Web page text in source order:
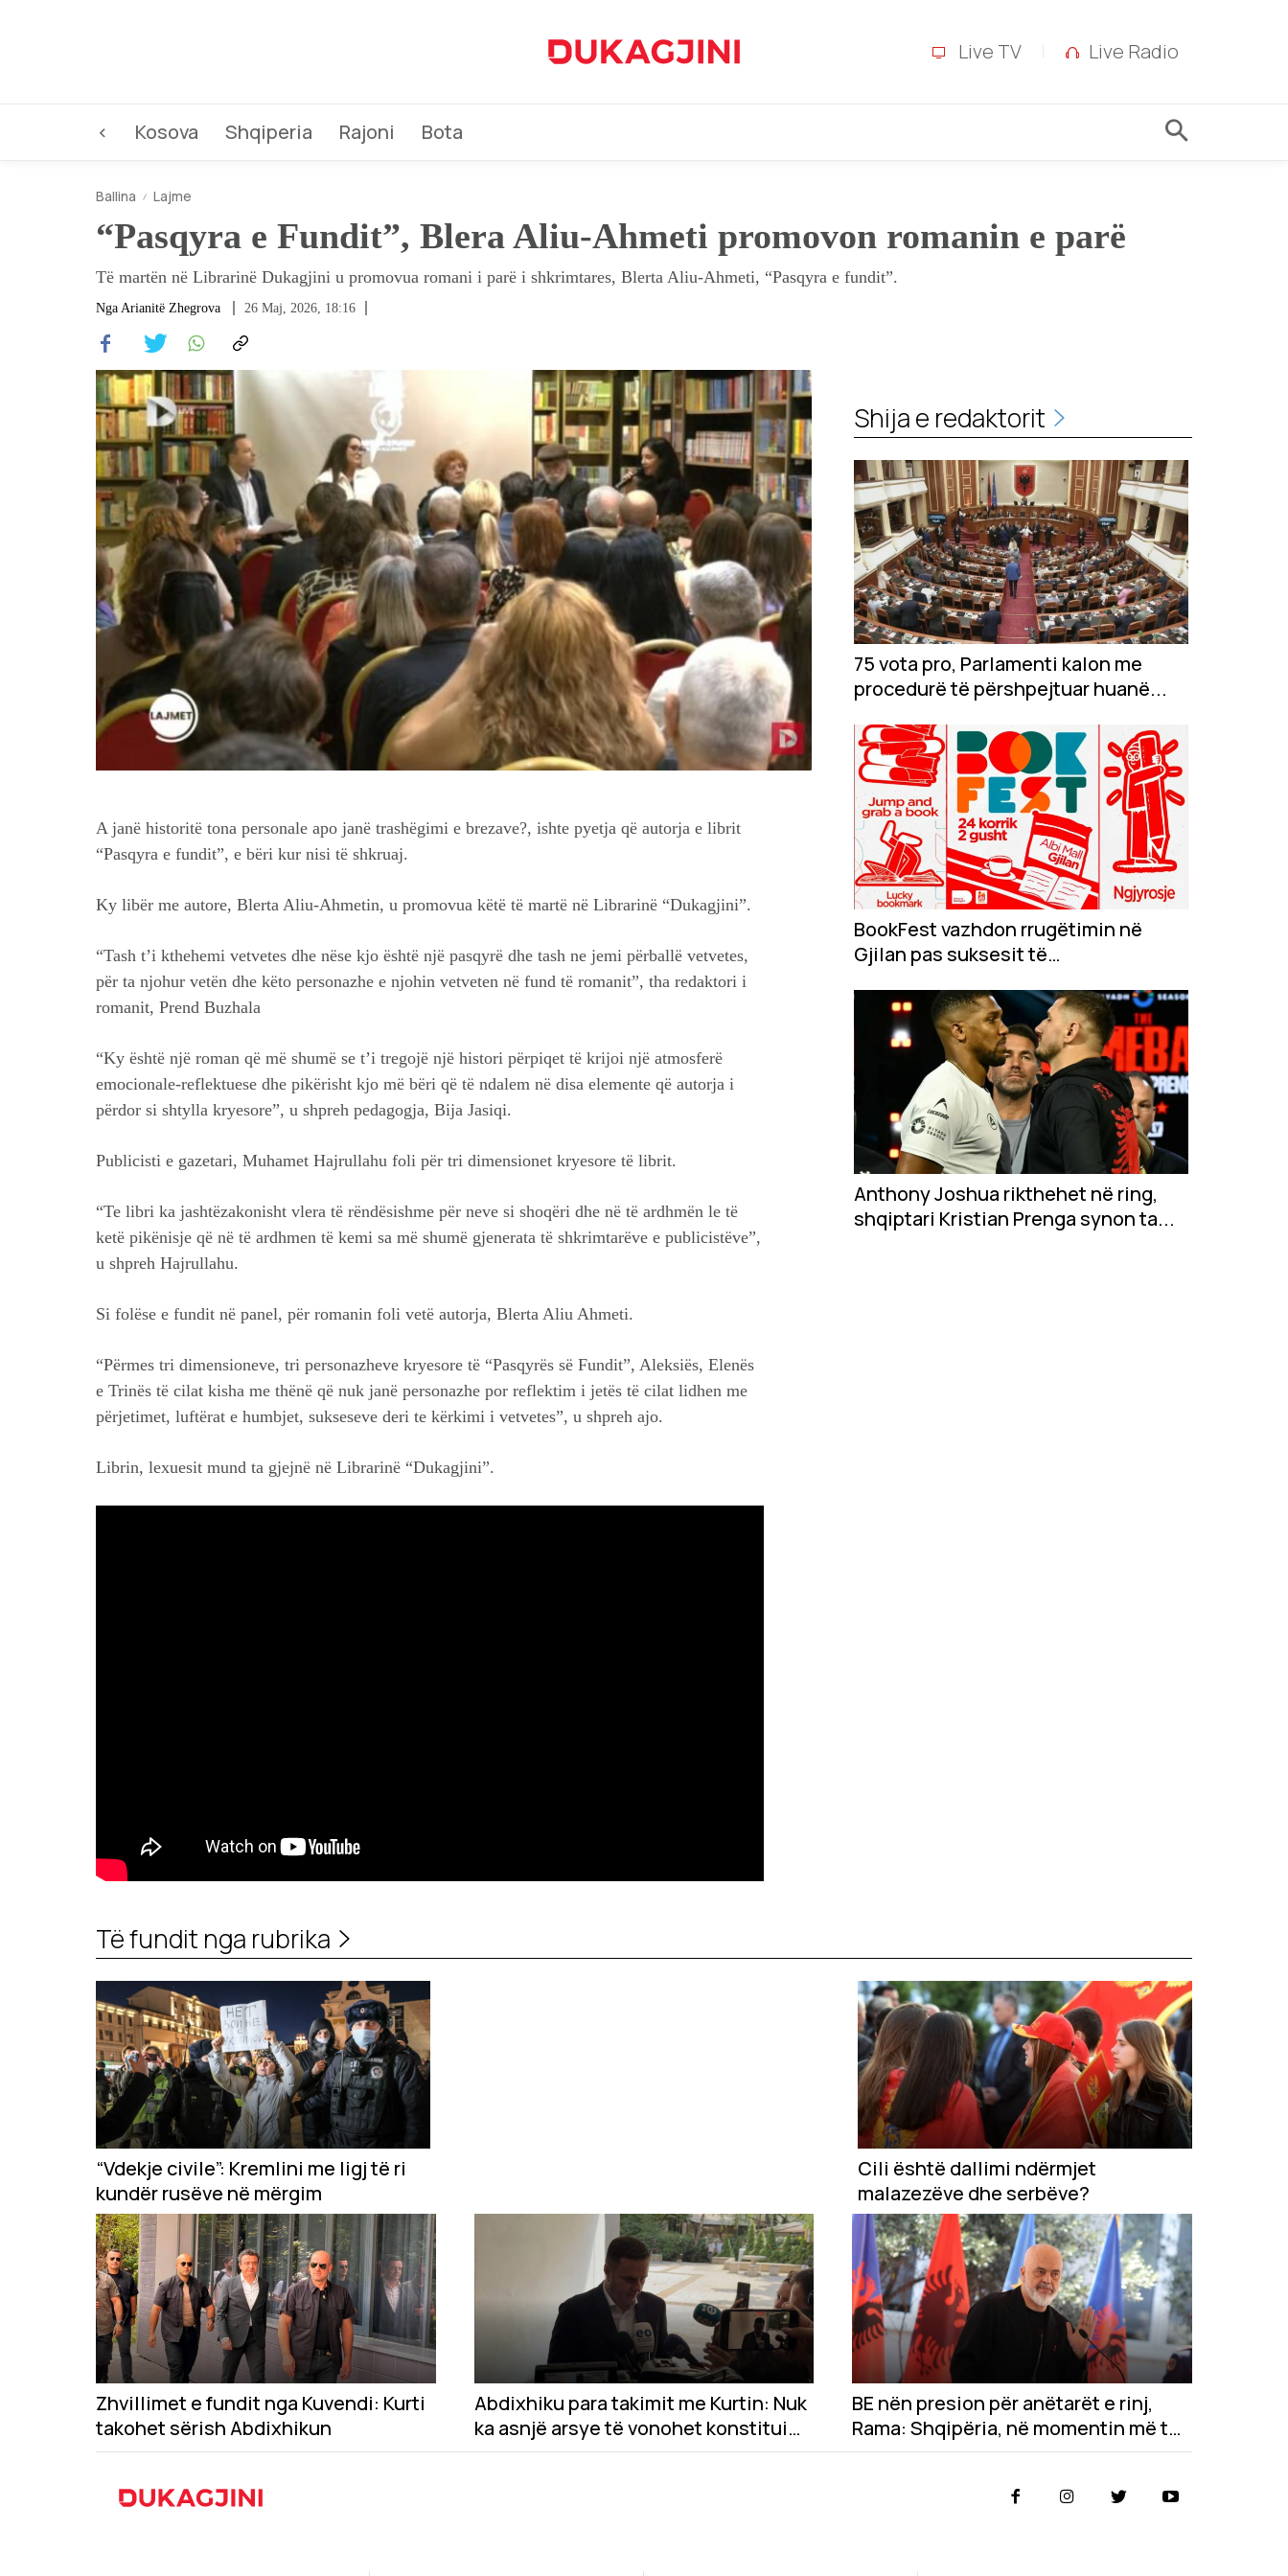
Live TV Live Radio
< Kosova Shqiperia Rajoni Bota
Ballina Lajme
“Pasqyra e Fundit”, Blera Aliu-Ahmeti promovon romanin e parë
Të martën në Librarinë Dukagjini u promovua romani i parë i shkrimtares, Blerta Aliu-Ahmeti, “Pasqyra e fundit”.
Nga Arianitë Zhegrova 26 Maj, 2026, 18:16
A janë historitë tona personale apo janë trashëgimi e brezave?, ishte pyetja që autorja e librit
“Pasqyra e fundit”, e bëri kur nisi të shkruaj.
Ky libër me autore, Blerta Aliu-Ahmetin, u promovua këtë të martë në Librarinë “Dukagjini”.
“Tash t’i kthehemi vetvetes dhe nëse kjo është një pasqyrë dhe tash ne jemi përballë vetvetes,
për ta njohur vetën dhe këto personazhe e njohin vetveten në fund të romanit”, tha redaktori i
romanit, Prend Buzhala
“Ky është një roman që më shumë se t’i tregojë një histori përpiqet të krijoi një atmosferë
emocionale-reflektuese dhe pikërisht kjo më bëri që të ndalem në disa elemente që autorja i
përdor si shtylla kryesore”, u shpreh pedagogja, Bija Jasiqi.
Publicisti e gazetari, Muhamet Hajrullahu foli për tri dimensionet kryesore të librit.
“Te libri ka jashtëzakonisht vlera të rëndësishme për neve si shoqëri dhe në të ardhmën le të
ketë pikënisje që në të ardhmen të kemi sa më shumë gjenerata të shkrimtarëve e publicistëve”,
u shpreh Hajrullahu.
Si folëse e fundit në panel, për romanin foli vetë autorja, Blerta Aliu Ahmeti.
“Përmes tri dimensioneve, tri personazheve kryesore të “Pasqyrës së Fundit”, Aleksiës, Elenës
e Trinës të cilat kisha me thënë që nuk janë personazhe por reflektim i jetës të cilat lidhen me
përjetimet, luftërat e humbjet, sukseseve deri te kërkimi i vetvetes”, u shpreh ajo.
Librin, lexuesit mund ta gjejnë në Librarinë “Dukagjini”.
Shija e redaktorit
75 vota pro, Parlamenti kalon me
procedurë të përshpejtuar huanë...
BookFest vazhdon rrugëtimin në
Gjilan pas suksesit të
Anthony Joshua rikthehet në ring,
shqiptari Kristian Prenga synon ta...
Të fundit nga rubrika
“Vdekje civile”: Kremlini me ligj të ri
kundër rusëve në mërgim
Cili është dallimi ndërmjet
malazezëve dhe serbëve?
Zhvillimet e fundit nga Kuvendi: Kurti
takohet sërish Abdixhikun
Abdixhiku para takimit me Kurtin: Nuk
ka asnjë arsye të vonohet konstituimi
i Kuvendit
BE nën presion për anëtarët e rinj,
Rama: Shqipëria, në momentin më të
mirë